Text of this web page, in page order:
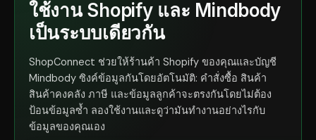
ใช้งาน Shopify และ Mindbody
เป็นระบบเดียวกัน
ShopConnect ช่วยให้ร้านค้า Shopify ของคุณและบัญชี
Mindbody ซิงค์ข้อมูลกันโดยอัตโนมัติ: คำสั่งซื้อ สินค้า
สินค้าคงคลัง ภาษี และข้อมูลลูกค้าจะตรงกันโดยไม่ต้อง
ป้อนข้อมูลซ้ำ ลองใช้งานและดูว่ามันทำงานอย่างไรกับ
ข้อมูลของคุณเอง